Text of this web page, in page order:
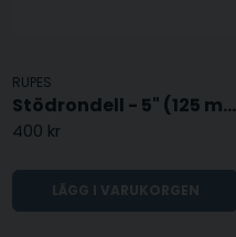
RUPES
Stödrondell - 5" (125 mm)
400 kr
LÄGG I VARUKORGEN